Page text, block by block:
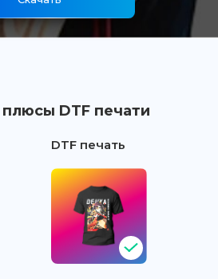
DTF печати
DTF печать